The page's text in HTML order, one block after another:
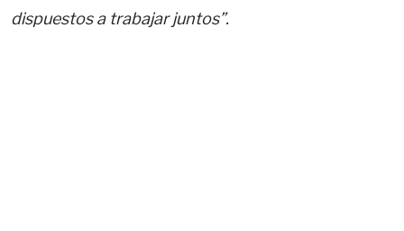
dispuestos a trabajar juntos”.